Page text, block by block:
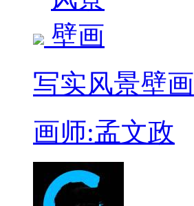
写实风景壁画
画师:孟文政